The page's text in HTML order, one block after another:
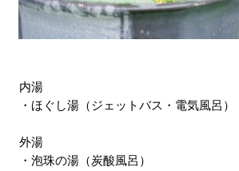
内湯
・ほぐし湯（ジェットバス・電気風呂）
外湯
・泡珠の湯（炭酸風呂）